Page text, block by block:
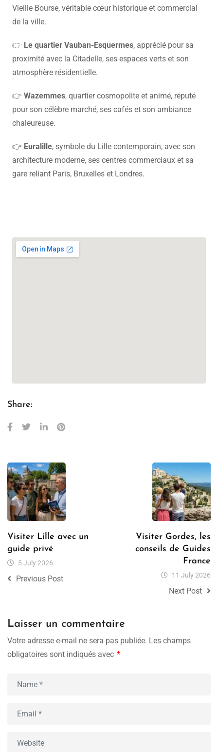
Vieille Bourse, véritable cœur historique et commercial
de la ville.
👉 Le quartier Vauban-Esquermes, apprécié pour sa
proximité avec la Citadelle, ses espaces verts et son
atmosphère résidentielle.
👉 Wazemmes, quartier cosmopolite et animé, réputé
pour son célèbre marché, ses cafés et son ambiance
chaleureuse.
👉 Euralille, symbole du Lille contemporain, avec son
architecture moderne, ses centres commerciaux et sa
gare reliant Paris, Bruxelles et Londres.
Share:
Visiter Lille avec un
guide privé
5 July 2026
Previous Post
Visiter Gordes, les
conseils de Guides
France
11 July 2026
Next Post
Laisser un commentaire
Votre adresse e-mail ne sera pas publiée. Les champs
obligatoires sont indiqués avec *